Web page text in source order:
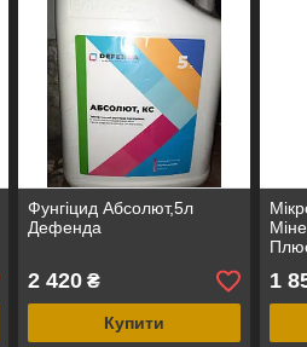
Фунгіцид Абсолют,5л
Дефенда
2 420₴
Купити
1